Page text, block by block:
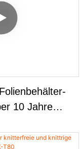
10 Jahre